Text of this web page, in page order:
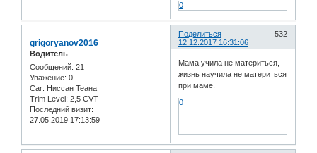
0
Поделиться
532
12.12.2017 16:31:06
grigoryanov2016
Водитель
Сообщений: 21
Уважение: 0
Car: Ниссан Теана
Trim Level: 2,5 CVT
Последний визит:
27.05.2019 17:13:59
Мама учила не материться,
жизнь научила не материться
при маме.
0